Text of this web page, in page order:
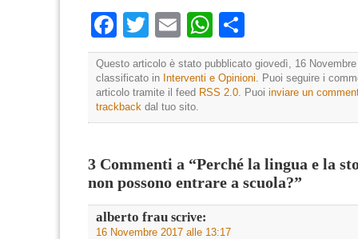
Facebook
TwitterEmailWhatsApp
Questo articolo è stato pubblicato giovedì, 16
classificato in Interventi e Opinioni. Puoi seguire i
articolo tramite il feed RSS 2.0. Puoi inviare un
trackback dal tuo sito.
3 Commenti a “Perché la lingua e la
non possono entrare a scuola?”
alberto frau scrive:
16 Novembre 2017 alle 13:17